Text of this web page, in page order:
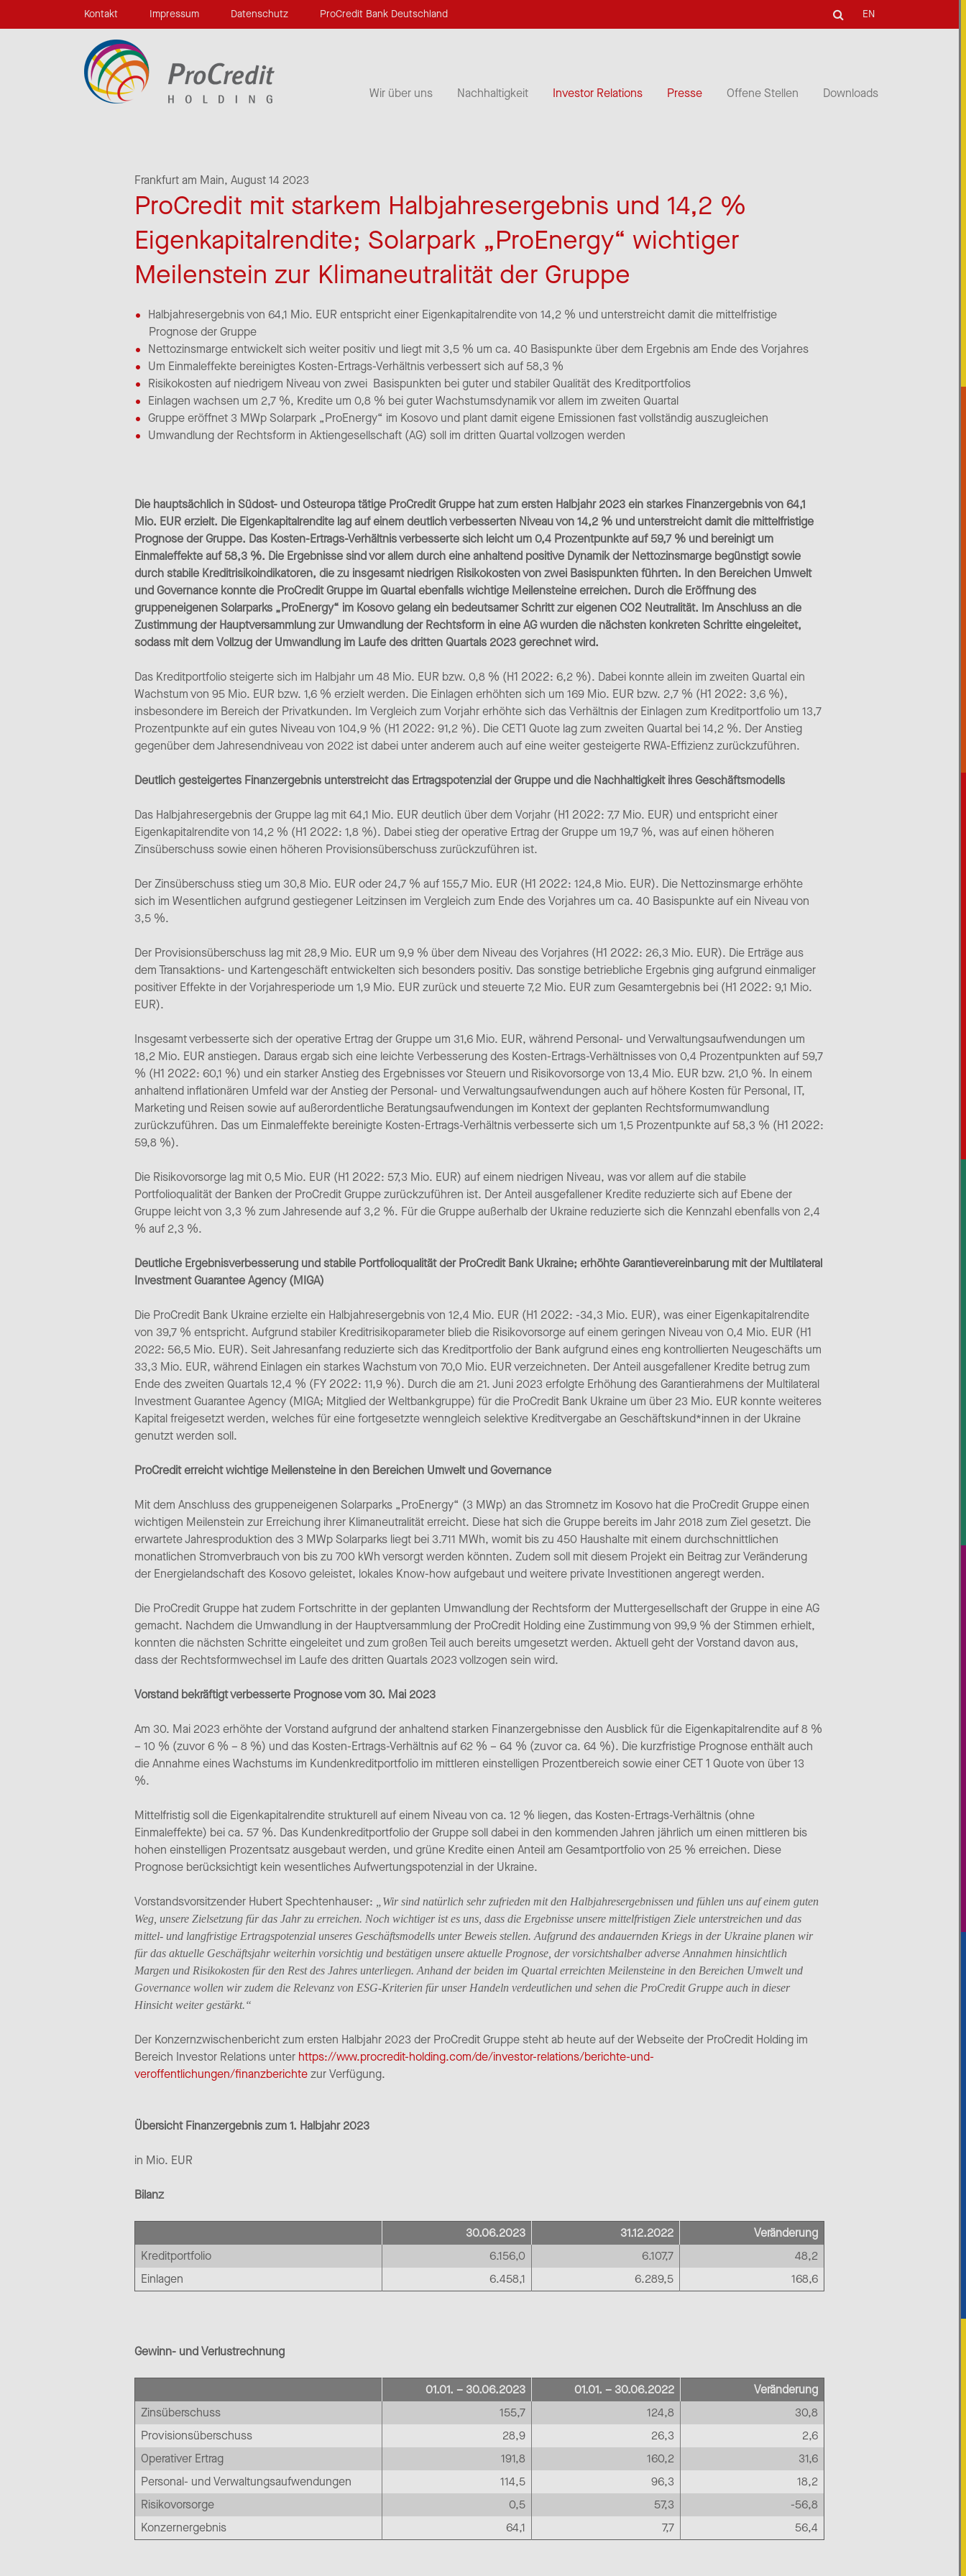
Kontakt Impressum Datenschutz ProCredit Bank Deutschland EN
Wir über uns Nachhaltigkeit Investor Relations Presse Offene Stellen Downloads
Frankfurt am Main, August 14 2023
ProCredit mit starkem Halbjahresergebnis und 14,2 %
Eigenkapitalrendite; Solarpark „ProEnergy“ wichtiger
Meilenstein zur Klimaneutralität der Gruppe
Halbjahresergebnis von 64,1 Mio. EUR entspricht einer Eigenkapitalrendite von 14,2 % und unterstreicht damit die mittelfristige
Prognose der Gruppe
Nettozinsmarge entwickelt sich weiter positiv und liegt mit 3,5 % um ca. 40 Basispunkte über dem Ergebnis am Ende des Vorjahres
Um Einmaleffekte bereinigtes Kosten-Ertrags-Verhältnis verbessert sich auf 58,3 %
Risikokosten auf niedrigem Niveau von zwei Basispunkten bei guter und stabiler Qualität des Kreditportfolios
Einlagen wachsen um 2,7 %, Kredite um 0,8 % bei guter Wachstumsdynamik vor allem im zweiten Quartal
Gruppe eröffnet 3 MWp Solarpark „ProEnergy“ im Kosovo und plant damit eigene Emissionen fast vollständig auszugleichen
Umwandlung der Rechtsform in Aktiengesellschaft (AG) soll im dritten Quartal vollzogen werden
Die hauptsächlich in Südost- und Osteuropa tätige ProCredit Gruppe hat zum ersten Halbjahr 2023 ein starkes Finanzergebnis von 64,1
Mio. EUR erzielt. Die Eigenkapitalrendite lag auf einem deutlich verbesserten Niveau von 14,2 % und unterstreicht damit die mittelfristige
Prognose der Gruppe. Das Kosten-Ertrags-Verhältnis verbesserte sich leicht um 0,4 Prozentpunkte auf 59,7 % und bereinigt um
Einmaleffekte auf 58,3 %. Die Ergebnisse sind vor allem durch eine anhaltend positive Dynamik der Nettozinsmarge begünstigt sowie
durch stabile Kreditrisikoindikatoren, die zu insgesamt niedrigen Risikokosten von zwei Basispunkten führten. In den Bereichen Umwelt
und Governance konnte die ProCredit Gruppe im Quartal ebenfalls wichtige Meilensteine erreichen. Durch die Eröffnung des
gruppeneigenen Solarparks „ProEnergy“ im Kosovo gelang ein bedeutsamer Schritt zur eigenen CO2 Neutralität. Im Anschluss an die
Zustimmung der Hauptversammlung zur Umwandlung der Rechtsform in eine AG wurden die nächsten konkreten Schritte eingeleitet,
sodass mit dem Vollzug der Umwandlung im Laufe des dritten Quartals 2023 gerechnet wird.
Das Kreditportfolio steigerte sich im Halbjahr um 48 Mio. EUR bzw. 0,8 % (H1 2022: 6,2 %). Dabei konnte allein im zweiten Quartal ein
Wachstum von 95 Mio. EUR bzw. 1,6 % erzielt werden. Die Einlagen erhöhten sich um 169 Mio. EUR bzw. 2,7 % (H1 2022: 3,6 %),
insbesondere im Bereich der Privatkunden. Im Vergleich zum Vorjahr erhöhte sich das Verhältnis der Einlagen zum Kreditportfolio um 13,7
Prozentpunkte auf ein gutes Niveau von 104,9 % (H1 2022: 91,2 %). Die CET1 Quote lag zum zweiten Quartal bei 14,2 %. Der Anstieg
gegenüber dem Jahresendniveau von 2022 ist dabei unter anderem auch auf eine weiter gesteigerte RWA-Effizienz zurückzuführen.
Deutlich gesteigertes Finanzergebnis unterstreicht das Ertragspotenzial der Gruppe und die Nachhaltigkeit ihres Geschäftsmodells
Das Halbjahresergebnis der Gruppe lag mit 64,1 Mio. EUR deutlich über dem Vorjahr (H1 2022: 7,7 Mio. EUR) und entspricht einer
Eigenkapitalrendite von 14,2 % (H1 2022: 1,8 %). Dabei stieg der operative Ertrag der Gruppe um 19,7 %, was auf einen höheren
Zinsüberschuss sowie einen höheren Provisionsüberschuss zurückzuführen ist.
Der Zinsüberschuss stieg um 30,8 Mio. EUR oder 24,7 % auf 155,7 Mio. EUR (H1 2022: 124,8 Mio. EUR). Die Nettozinsmarge erhöhte
sich im Wesentlichen aufgrund gestiegener Leitzinsen im Vergleich zum Ende des Vorjahres um ca. 40 Basispunkte auf ein Niveau von
3,5 %.
Der Provisionsüberschuss lag mit 28,9 Mio. EUR um 9,9 % über dem Niveau des Vorjahres (H1 2022: 26,3 Mio. EUR). Die Erträge aus
dem Transaktions- und Kartengeschäft entwickelten sich besonders positiv. Das sonstige betriebliche Ergebnis ging aufgrund einmaliger
positiver Effekte in der Vorjahresperiode um 1,9 Mio. EUR zurück und steuerte 7,2 Mio. EUR zum Gesamtergebnis bei (H1 2022: 9,1 Mio.
EUR).
Insgesamt verbesserte sich der operative Ertrag der Gruppe um 31,6 Mio. EUR, während Personal- und Verwaltungsaufwendungen um
18,2 Mio. EUR anstiegen. Daraus ergab sich eine leichte Verbesserung des Kosten-Ertrags-Verhältnisses von 0,4 Prozentpunkten auf 59,7
% (H1 2022: 60,1 %) und ein starker Anstieg des Ergebnisses vor Steuern und Risikovorsorge von 13,4 Mio. EUR bzw. 21,0 %. In einem
anhaltend inflationären Umfeld war der Anstieg der Personal- und Verwaltungsaufwendungen auch auf höhere Kosten für Personal, IT,
Marketing und Reisen sowie auf außerordentliche Beratungsaufwendungen im Kontext der geplanten Rechtsformumwandlung
zurückzuführen. Das um Einmaleffekte bereinigte Kosten-Ertrags-Verhältnis verbesserte sich um 1,5 Prozentpunkte auf 58,3 % (H1 2022:
59,8 %).
Die Risikovorsorge lag mit 0,5 Mio. EUR (H1 2022: 57,3 Mio. EUR) auf einem niedrigen Niveau, was vor allem auf die stabile
Portfolioqualität der Banken der ProCredit Gruppe zurückzuführen ist. Der Anteil ausgefallener Kredite reduzierte sich auf Ebene der
Gruppe leicht von 3,3 % zum Jahresende auf 3,2 %. Für die Gruppe außerhalb der Ukraine reduzierte sich die Kennzahl ebenfalls von 2,4
% auf 2,3 %.
Deutliche Ergebnisverbesserung und stabile Portfolioqualität der ProCredit Bank Ukraine; erhöhte Garantievereinbarung mit der Multilateral
Investment Guarantee Agency (MIGA)
Die ProCredit Bank Ukraine erzielte ein Halbjahresergebnis von 12,4 Mio. EUR (H1 2022: -34,3 Mio. EUR), was einer Eigenkapitalrendite
von 39,7 % entspricht. Aufgrund stabiler Kreditrisikoparameter blieb die Risikovorsorge auf einem geringen Niveau von 0,4 Mio. EUR (H1
2022: 56,5 Mio. EUR). Seit Jahresanfang reduzierte sich das Kreditportfolio der Bank aufgrund eines eng kontrollierten Neugeschäfts um
33,3 Mio. EUR, während Einlagen ein starkes Wachstum von 70,0 Mio. EUR verzeichneten. Der Anteil ausgefallener Kredite betrug zum
Ende des zweiten Quartals 12,4 % (FY 2022: 11,9 %). Durch die am 21. Juni 2023 erfolgte Erhöhung des Garantierahmens der Multilateral
Investment Guarantee Agency (MIGA; Mitglied der Weltbankgruppe) für die ProCredit Bank Ukraine um über 23 Mio. EUR konnte weiteres
Kapital freigesetzt werden, welches für eine fortgesetzte wenngleich selektive Kreditvergabe an Geschäftskund*innen in der Ukraine
genutzt werden soll.
ProCredit erreicht wichtige Meilensteine in den Bereichen Umwelt und Governance
Mit dem Anschluss des gruppeneigenen Solarparks „ProEnergy“ (3 MWp) an das Stromnetz im Kosovo hat die ProCredit Gruppe einen
wichtigen Meilenstein zur Erreichung ihrer Klimaneutralität erreicht. Diese hat sich die Gruppe bereits im Jahr 2018 zum Ziel gesetzt. Die
erwartete Jahresproduktion des 3 MWp Solarparks liegt bei 3.711 MWh, womit bis zu 450 Haushalte mit einem durchschnittlichen
monatlichen Stromverbrauch von bis zu 700 kWh versorgt werden könnten. Zudem soll mit diesem Projekt ein Beitrag zur Veränderung
der Energielandschaft des Kosovo geleistet, lokales Know-how aufgebaut und weitere private Investitionen angeregt werden.
Die ProCredit Gruppe hat zudem Fortschritte in der geplanten Umwandlung der Rechtsform der Muttergesellschaft der Gruppe in eine AG
gemacht. Nachdem die Umwandlung in der Hauptversammlung der ProCredit Holding eine Zustimmung von 99,9 % der Stimmen erhielt,
konnten die nächsten Schritte eingeleitet und zum großen Teil auch bereits umgesetzt werden. Aktuell geht der Vorstand davon aus,
dass der Rechtsformwechsel im Laufe des dritten Quartals 2023 vollzogen sein wird.
Vorstand bekräftigt verbesserte Prognose vom 30. Mai 2023
Am 30. Mai 2023 erhöhte der Vorstand aufgrund der anhaltend starken Finanzergebnisse den Ausblick für die Eigenkapitalrendite auf 8 %
– 10 % (zuvor 6 % – 8 %) und das Kosten-Ertrags-Verhältnis auf 62 % – 64 % (zuvor ca. 64 %). Die kurzfristige Prognose enthält auch
die Annahme eines Wachstums im Kundenkreditportfolio im mittleren einstelligen Prozentbereich sowie einer CET 1 Quote von über 13
%.
Mittelfristig soll die Eigenkapitalrendite strukturell auf einem Niveau von ca. 12 % liegen, das Kosten-Ertrags-Verhältnis (ohne
Einmaleffekte) bei ca. 57 %. Das Kundenkreditportfolio der Gruppe soll dabei in den kommenden Jahren jährlich um einen mittleren bis
hohen einstelligen Prozentsatz ausgebaut werden, und grüne Kredite einen Anteil am Gesamtportfolio von 25 % erreichen. Diese
Prognose berücksichtigt kein wesentliches Aufwertungspotenzial in der Ukraine.
Vorstandsvorsitzender Hubert Spechtenhauser:
„Wir sind natürlich sehr zufrieden mit den Halbjahresergebnissen und fühlen uns auf einem guten
Weg, unsere Zielsetzung für das Jahr zu erreichen. Noch wichtiger ist es uns, dass die Ergebnisse unsere mittelfristigen Ziele unterstreichen und das
mittel- und langfristige Ertragspotenzial unseres Geschäftsmodells unter Beweis stellen. Aufgrund des andauernden Kriegs in der Ukraine planen wir
für das aktuelle Geschäftsjahr weiterhin vorsichtig und bestätigen unsere aktuelle Prognose, der vorsichtshalber adverse Annahmen hinsichtlich
Margen und Risikokosten für den Rest des Jahres unterliegen. Anhand der beiden im Quartal erreichten Meilensteine in den Bereichen Umwelt und
Governance wollen wir zudem die Relevanz von ESG-Kriterien für unser Handeln verdeutlichen und sehen die ProCredit Gruppe auch in dieser
Hinsicht weiter gestärkt.“
Der Konzernzwischenbericht zum ersten Halbjahr 2023 der ProCredit Gruppe steht ab heute auf der Webseite der ProCredit Holding im
Bereich Investor Relations unter https://www.procredit-holding.com/de/investor-relations/berichte-und-
veroffentlichungen/finanzberichtezur Verfügung.
Übersicht Finanzergebnis zum 1. Halbjahr 2023
in Mio. EUR
Bilanz
30.06.2023 31.12.2022
Veränderung
Kreditportfolio
6.156,0 6.107,7
48,2
Einlagen
6.458,1 6.289,5 168,6
Gewinn- und Verlustrechnung
01.01. – 30.06.2023 01.01. – 30.06.2022
Veränderung
Zinsüberschuss
155,7 124,8
30,8
Provisionsüberschuss
28,9 26,3
2,6
Operativer Ertrag
191,8 160,2
31,6
Personal- und Verwaltungsaufwendungen
114,5 96,3
18,2
Risikovorsorge
0,5 57,3
-56,8
Konzernergebnis
64,1 7,7 56,4